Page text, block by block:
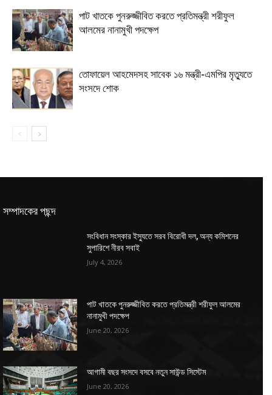
পাট খাতকে পুনরুজ্জীবিত করতে প্রতিমন্ত্রী শরীফুল
আলমের নানামুখী পদক্ষেপ
তোফায়েল আহমেদসহ সাবেক ১৬ মন্ত্রী-এমপির মৃত্যুতে
সংসদে শোক
সম্পাদকের পছন্দ
সংবিধান সংস্কার ইস্যুতে সরব বিরোধী দল, অন্য কমিশনের
সুপারিশে নীরব সবাই
July 4, 2026
পাট খাতকে পুনরুজ্জীবিত করতে প্রতিমন্ত্রী শরীফুল আলমের
নানামুখী পদক্ষেপ
June 20, 2026
আগামী বছর সংসদে বসবে নতুন সাউন্ড সিস্টেম
June 20, 2026